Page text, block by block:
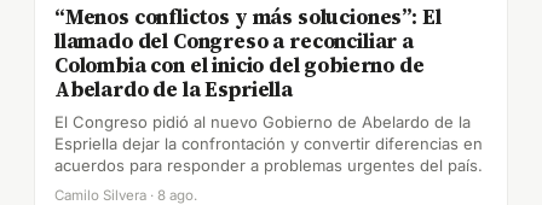
“Menos conflictos y más soluciones”: El
llamado del Congreso a reconciliar a
Colombia con el inicio del gobierno de
Abelardo de la Espriella
El Congreso pidió al nuevo Gobierno de Abelardo de la
Espriella dejar la confrontación y convertir diferencias en
acuerdos para responder a problemas urgentes del país.
Camilo Silvera · 8 ago.